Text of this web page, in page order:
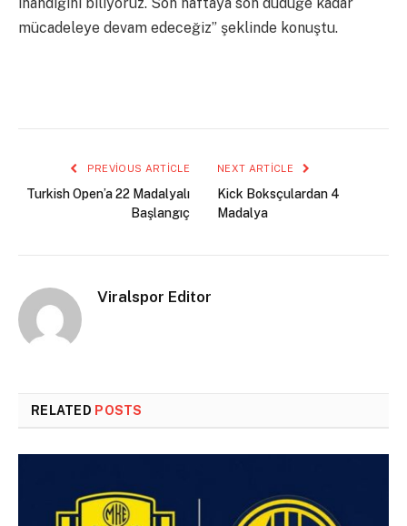
mücadeleye devam edeceğiz” şeklinde konuştu.
PREVIOUS ARTICLE
Turkish Open’a 22 Madalyalı
Başlangıç
NEXT ARTICLE
Kick Boksçulardan 4
Madalya
Viralspor Editor
RELATED POSTS